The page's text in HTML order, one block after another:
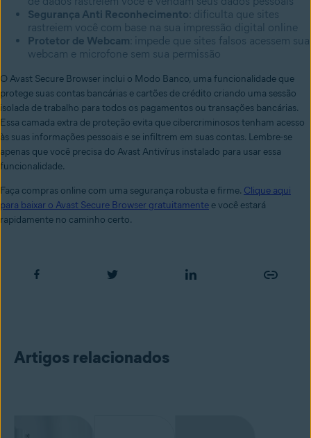
Segurança Anti Reconhecimento : dificulta que sites
rastreiem você com base na sua impressão digital online
Protetor de Webcam : impede que sites falsos acessem sua
webcam e microfone sem sua permissão
O Avast Secure Browser inclui o Modo Banco, uma funcionalidade que
protege suas contas bancárias e cartões de crédito criando uma sessão
isolada de trabalho para todos os pagamentos ou transações bancárias.
Essa camada extra de proteção evita que cibercriminosos tenham acesso
às suas informações pessoais e se infiltrem em suas contas. Lembre-se
apenas que você precisa do Avast Antivírus instalado para usar essa
funcionalidade.
Faça compras online com uma segurança robusta e firme. Clique aqui
para baixar o Avast Secure Browser gratuitamente e você estará
rapidamente no caminho certo.
Artigos relacionados